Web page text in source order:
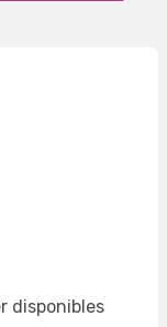
disponibles